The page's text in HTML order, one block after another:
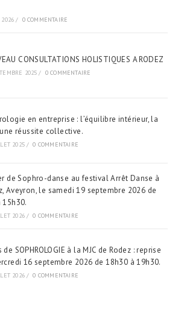
/ 0 COMMENTAIRE
CONSULTATIONS HOLISTIQUES A RODEZ
2025 / 0 COMMENTAIRE
en entreprise : l’équilibre intérieur, la
réussite collective.
2025 / 0 COMMENTAIRE
de Sophro-danse au festival Arrêt Danse à
Aveyron, le samedi 19 septembre 2026 de
15h30.
2026 / 0 COMMENTAIRE
de SOPHROLOGIE à la MJC de Rodez : reprise
16 septembre 2026 de 18h30 à 19h30.
2026 / 0 COMMENTAIRE